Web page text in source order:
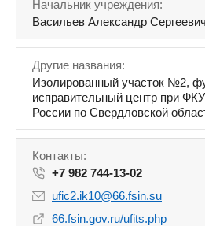
Начальник учреждения:
Васильев Александр Сергеевич
Другие названия:
Изолированный участок №2,
исправительный центр при
России по Свердловской
Контакты:
+7 982 744-13-02
ufic2.ik10@66.fsin.su
66.fsin.gov.ru/ufits.php